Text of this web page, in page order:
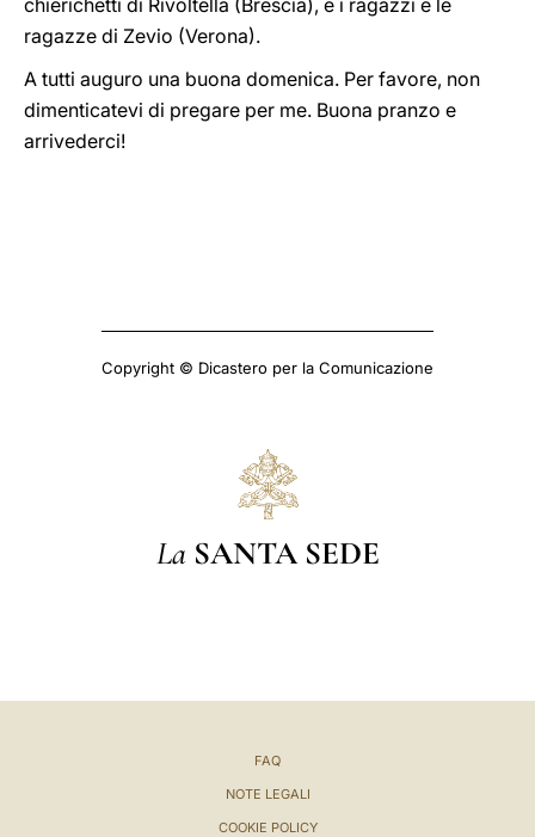
chierichetti di Rivoltella (Brescia), e i ragazzi e le
ragazze di Zevio (Verona).
A tutti auguro una buona domenica. Per favore, non
dimenticatevi di pregare per me. Buona pranzo e
arrivederci!
Copyright © Dicastero per la Comunicazione
La SANTA SEDE
FAQ
NOTE LEGALI
COOKIE POLICY